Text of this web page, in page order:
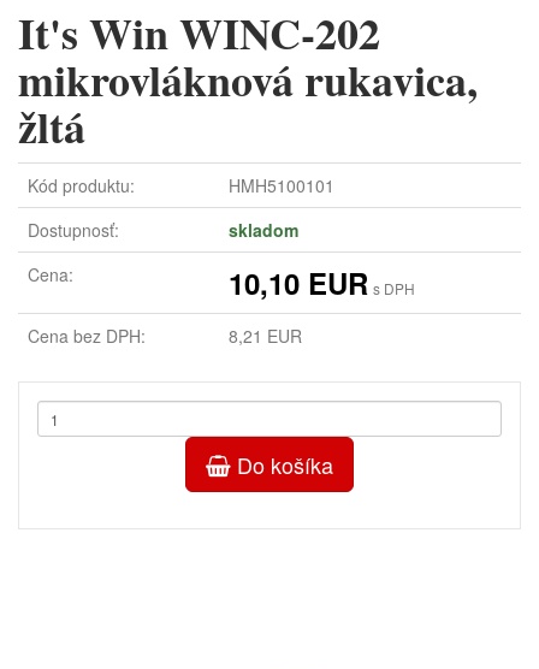
It's Win WINC-202
mikrovláknová rukavica,
žltá
Kód produktu:
HMH5100101
Dostupnosť:
skladom
Cena:
10,10 EUR s DPH
Cena bez DPH: 8,21 EUR
Do košíka